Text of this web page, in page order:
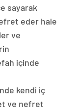
sayarak
eder hale
ve
içinde
kendi iç
ve nefret